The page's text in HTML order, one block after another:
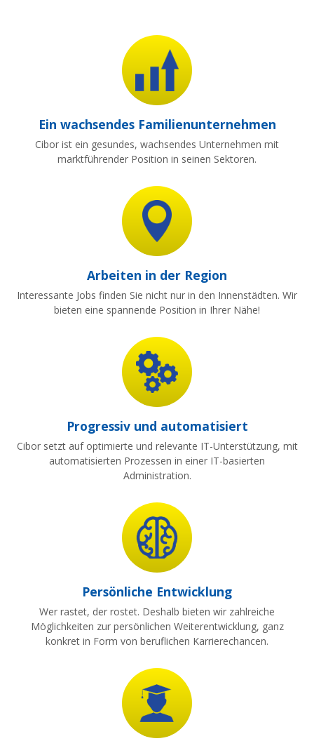
Ein wachsendes Familienunternehmen
Cibor ist ein gesundes, wachsendes Unternehmen mit
marktführender Position in seinen Sektoren.
Arbeiten in der Region
Interessante Jobs finden Sie nicht nur in den Innenstädten. Wir
bieten eine spannende Position in Ihrer Nähe!
Progressiv und automatisiert
Cibor setzt auf optimierte und relevante IT-Unterstützung, mit
automatisierten Prozessen in einer IT-basierten
Administration.
Persönliche Entwicklung
Wer rastet, der rostet. Deshalb bieten wir zahlreiche
Möglichkeiten zur persönlichen Weiterentwicklung, ganz
konkret in Form von beruflichen Karrierechancen.